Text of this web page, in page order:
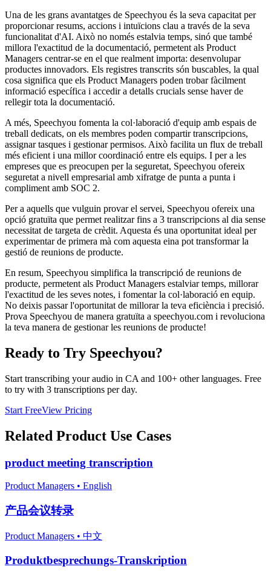
Una de les grans avantatges de Speechyou és la seva capacitat per
proporcionar resums, accions i intuïcions clau a través de la seva
funcionalitat d'AI. Això no només estalvia temps, sinó que també
millora l'exactitud de la documentació, permetent als Product
Managers centrar-se en el que realment importa: desenvolupar
productes innovadors. Els registres transcrits són buscables, la qual
cosa significa que els Product Managers poden trobar fàcilment
informació específica i accedir a detalls crucials sense haver de
rellegir tota la documentació.
A més, Speechyou fomenta la col·laboració d'equip amb espais de
treball dedicats, on els membres poden compartir transcripcions,
assignar tasques i gestionar permisos. Això facilita un flux de treball
més eficient i una millor coordinació entre els equips. I per a les
empreses que es preocupen per la seguretat, Speechyou ofereix
seguretat a nivell empresarial amb xifratge de punta a punta i
compliment amb SOC 2.
Per a aquells que vulguin provar el servei, Speechyou ofereix una
opció gratuïta que permet realitzar fins a 3 transcripcions al dia sense
necessitat de targeta de crèdit. Aquesta és una oportunitat ideal per
experimentar de primera mà com aquesta eina pot transformar la
gestió de reunions de producte.
En resum, Speechyou simplifica la transcripció de reunions de
producte, permetent als Product Managers estalviar temps, millorar
l'exactitud de les seves notes, i fomentar la col·laboració en equip.
No deixis passar l'oportunitat de millorar la teva eficiència i precisió.
Prova Speechyou de manera gratuïta a speechyou.com i revoluciona
la teva manera de gestionar les reunions de producte!
Ready to Try Speechyou?
Start transcribing your audio in CA and 100+ other languages. Free
to try with 3 transcriptions per day.
Start FreeView Pricing
Related Product Use Cases
product meeting transcription
Product Managers • English
产品会议转录
Product Managers • 中文
Produktbesprechungs-Transkription